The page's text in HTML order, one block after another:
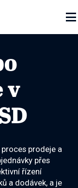

v
prodeje a
přes
řízení
a dodávek, a je